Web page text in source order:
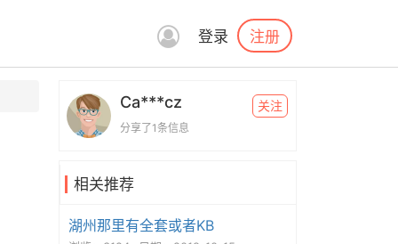
登录 注册
Ca***cz
分享了1条信息
关注
相关推荐
湖州那里有全套或者KB